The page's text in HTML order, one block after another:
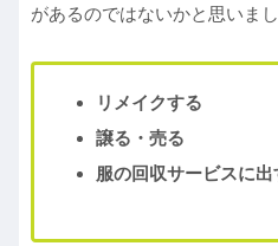
があるのではないかと思いまし
リメイクする
譲る・売る
服の回収サービスに出